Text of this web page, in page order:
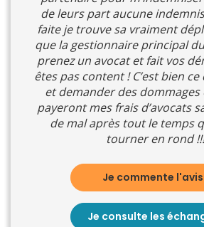
de leurs part aucune
faite je trouve sa vraiment
que la gestionnaire principal
prenez un avocat et fait vos
êtes pas content ! C’est bien
et demander des
payeront mes frais d’avocats
de mal après tout le temps
tourner en rond
Je commente l'avis
Je consulte les